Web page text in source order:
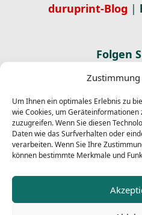
Um Ihnen ein optimales Erlebnis zu
wie Cookies, um
zuzugreifen. Wenn Sie diesen
Daten wie das Surfverhalten oder
verarbeiten. Wenn Sie Ihre
können bestimmte Merkmale und
duruprint-Blog |
Folgen
Newsletter
E-Mail
Ich habe die
der Verarbeitung meiner
Newsletters zu.
E-Mail